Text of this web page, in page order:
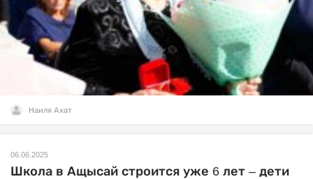
Наиля Ахат
06.06.2025
Школа в Ащысай строится уже 6 лет – дети